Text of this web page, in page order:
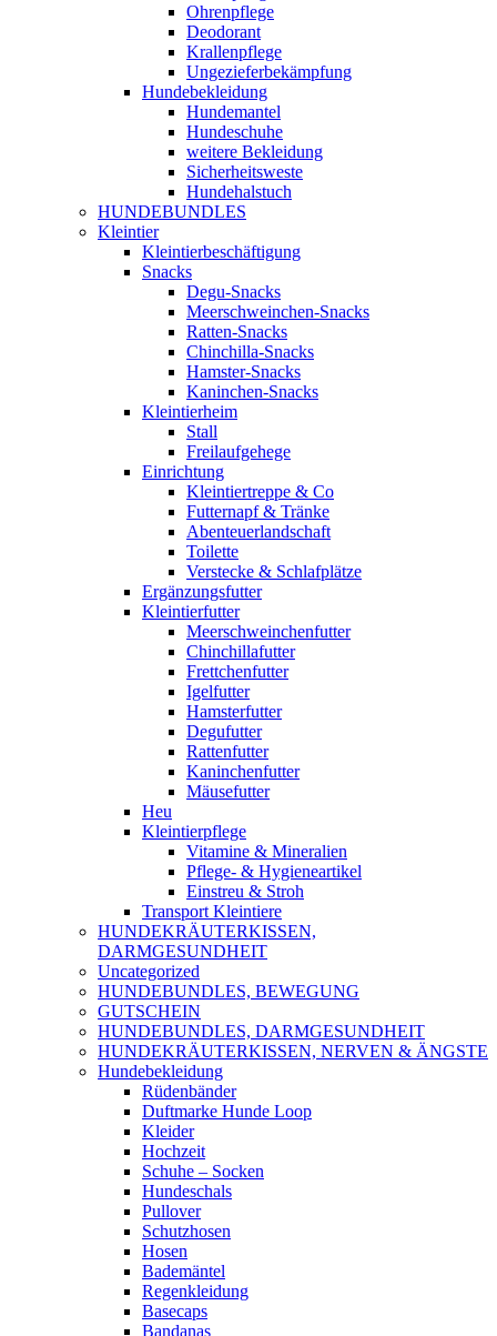
Ohrenpflege
Deodorant
Krallenpflege
Ungezieferbekämpfung
Hundebekleidung
Hundemantel
Hundeschuhe
weitere Bekleidung
Sicherheitsweste
Hundehalstuch
HUNDEBUNDLES
Kleintier
Kleintierbeschäftigung
Snacks
Degu-Snacks
Meerschweinchen-Snacks
Ratten-Snacks
Chinchilla-Snacks
Hamster-Snacks
Kaninchen-Snacks
Kleintierheim
Stall
Freilaufgehege
Einrichtung
Kleintiertreppe & Co
Futternapf & Tränke
Abenteuerlandschaft
Toilette
Verstecke & Schlafplätze
Ergänzungsfutter
Kleintierfutter
Meerschweinchenfutter
Chinchillafutter
Frettchenfutter
Igelfutter
Hamsterfutter
Degufutter
Rattenfutter
Kaninchenfutter
Mäusefutter
Heu
Kleintierpflege
Vitamine & Mineralien
Pflege- & Hygieneartikel
Einstreu & Stroh
Transport Kleintiere
HUNDEKRÄUTERKISSEN,
DARMGESUNDHEIT
Uncategorized
HUNDEBUNDLES, BEWEGUNG
GUTSCHEIN
HUNDEBUNDLES, DARMGESUNDHEIT
HUNDEKRÄUTERKISSEN, NERVEN & ÄNGSTE
Hundebekleidung
Rüdenbänder
Duftmarke Hunde Loop
Kleider
Hochzeit
Schuhe – Socken
Hundeschals
Pullover
Schutzhosen
Hosen
Bademäntel
Regenkleidung
Basecaps
Bandanas